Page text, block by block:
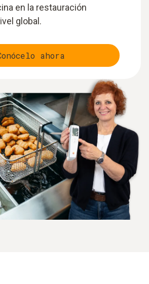
en la restauración
global.
ahora